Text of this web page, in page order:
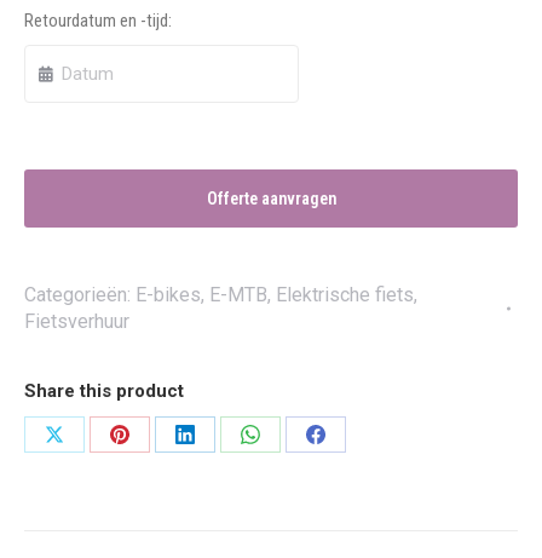
Retourdatum en -tijd:
Offerte aanvragen
Categorieën: E-bikes, E-MTB, Elektrische fiets,
Fietsverhuur
Share this product
Deel
Deel
Deel
Deel
Deel